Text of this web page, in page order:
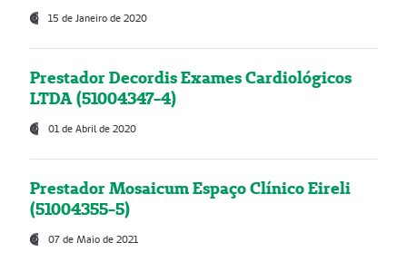
15 de Janeiro de 2020
Prestador Decordis Exames Cardiológicos
LTDA (51004347-4)
01 de Abril de 2020
Prestador Mosaicum Espaço Clínico Eireli
(51004355-5)
07 de Maio de 2021